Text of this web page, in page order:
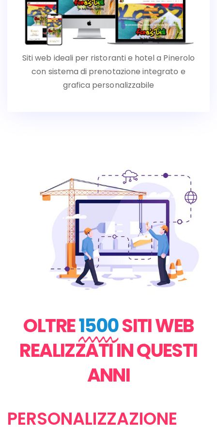
Siti web ideali per ristoranti e hotel a Pinerolo
con sistema di prenotazione integrato e
grafica personalizzabile
OLTRE1500SITI WEB
REALIZZATI IN QUESTI
ANNI
PERSONALIZZAZIONE